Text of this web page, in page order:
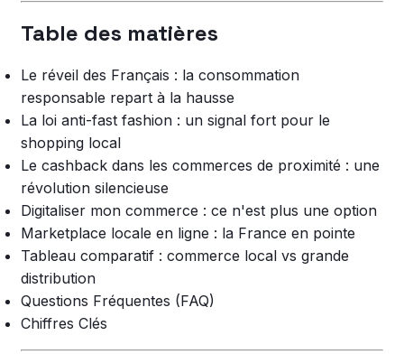
Table des matières
Le réveil des Français : la consommation
responsable repart à la hausse
La loi anti-fast fashion : un signal fort pour le
shopping local
Le cashback dans les commerces de proximité : une
révolution silencieuse
Digitaliser mon commerce : ce n'est plus une option
Marketplace locale en ligne : la France en pointe
Tableau comparatif : commerce local vs grande
distribution
Questions Fréquentes (FAQ)
Chiffres Clés